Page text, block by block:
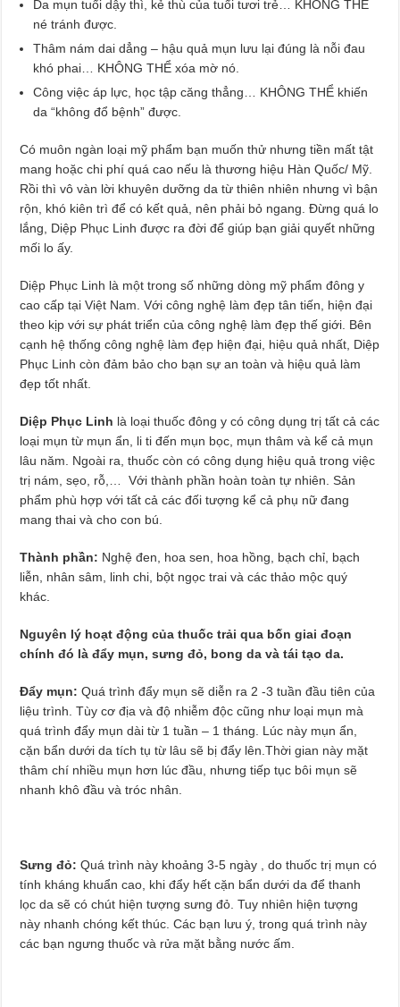
Da mụn tuổi dậy thì, kẻ thù của tuổi tươi trẻ… KHÔNG THỂ
né tránh được.
Thâm nám dai dẳng – hậu quả mụn lưu lại đúng là nỗi đau
khó phai… KHÔNG THỂ xóa mờ nó.
Công việc áp lực, học tập căng thẳng… KHÔNG THỂ khiến
da “không đổ bệnh” được.
Có muôn ngàn loại mỹ phẩm bạn muốn thử nhưng tiền mất tật
mang hoặc chi phí quá cao nếu là thương hiệu Hàn Quốc/ Mỹ.
Rồi thì vô vàn lời khuyên dưỡng da từ thiên nhiên nhưng vì bận
rộn, khó kiên trì để có kết quả, nên phải bỏ ngang. Đừng quá lo
lắng, Diệp Phục Linh được ra đời để giúp bạn giải quyết những
mối lo ấy.
Diệp Phục Linh là một trong số những dòng mỹ phẩm đông y
cao cấp tại Việt Nam. Với công nghệ làm đẹp tân tiến, hiện đại
theo kịp với sự phát triển của công nghệ làm đẹp thế giới. Bên
cạnh hệ thống công nghệ làm đẹp hiện đại, hiệu quả nhất, Diệp
Phục Linh còn đảm bảo cho bạn sự an toàn và hiệu quả làm
đẹp tốt nhất.
Diệp Phục Linh là loại thuốc đông y có công dụng trị tất cả các
loại mụn từ mụn ẩn, li ti đến mụn bọc, mụn thâm và kể cả mụn
lâu năm. Ngoài ra, thuốc còn có công dụng hiệu quả trong việc
trị nám, sẹo, rỗ,… Với thành phần hoàn toàn tự nhiên. Sản
phẩm phù hợp với tất cả các đối tượng kể cả phụ nữ đang
mang thai và cho con bú.
Thành phần: Nghệ đen, hoa sen, hoa hồng, bạch chỉ, bạch
liễn, nhân sâm, linh chi, bột ngọc trai và các thảo mộc quý
khác.
Nguyên lý hoạt động của thuốc trải qua bốn giai đoạn
chính đó là đẩy mụn, sưng đỏ, bong da và tái tạo da.
Đẩy mụn:Quá trình đẩy mụn sẽ diễn ra 2 -3 tuần đầu tiên của
liệu trình. Tùy cơ địa và độ nhiễm độc cũng như loại mụn mà
quá trình đẩy mụn dài từ 1 tuần – 1 tháng. Lúc này mụn ẩn,
cặn bẩn dưới da tích tụ từ lâu sẽ bị đẩy lên.Thời gian này mặt
thâm chí nhiều mụn hơn lúc đầu, nhưng tiếp tục bôi mụn sẽ
nhanh khô đầu và tróc nhân.
Sưng đỏ:Quá trình này khoảng 3-5 ngày , do thuốc trị mụn có
tính kháng khuẩn cao, khi đẩy hết cặn bẩn dưới da để thanh
lọc da sẽ có chút hiện tượng sưng đỏ. Tuy nhiên hiện tượng
này nhanh chóng kết thúc. Các bạn lưu ý, trong quá trình này
các bạn ngưng thuốc và rửa mặt bằng nước ấm.